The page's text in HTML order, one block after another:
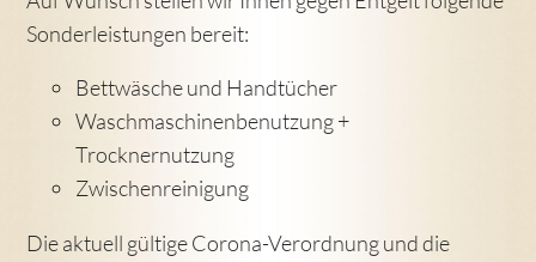
Sonderleistungen bereit:
Bettwäsche und Handtücher
Waschmaschinenbenutzung +
Trocknernutzung
Zwischenreinigung
Die aktuell gültige Corona-Verordnung und die